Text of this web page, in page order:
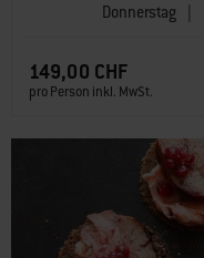
Donnerstag
149,00 CHF
pro Person inkl. MwSt.